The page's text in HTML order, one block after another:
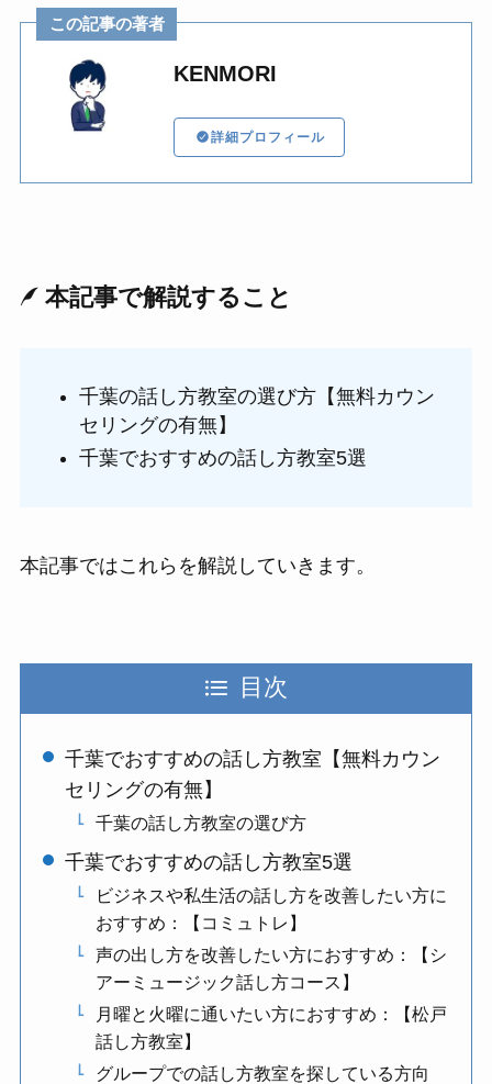
この記事の著者
KENMORI
詳細プロフィール
本記事で解説すること
千葉の話し方教室の選び方【無料カウン
セリングの有無】
千葉でおすすめの話し方教室5選
本記事ではこれらを解説していきます。
目次
千葉でおすすめの話し方教室【無料カウン
セリングの有無】
千葉の話し方教室の選び方
千葉でおすすめの話し方教室5選
ビジネスや私生活の話し方を改善したい方に
おすすめ：【コミュトレ】
声の出し方を改善したい方におすすめ：【シ
アーミュージック話し方コース】
月曜と火曜に通いたい方におすすめ：【松戸
話し方教室】
グループでの話し方教室を探している方向